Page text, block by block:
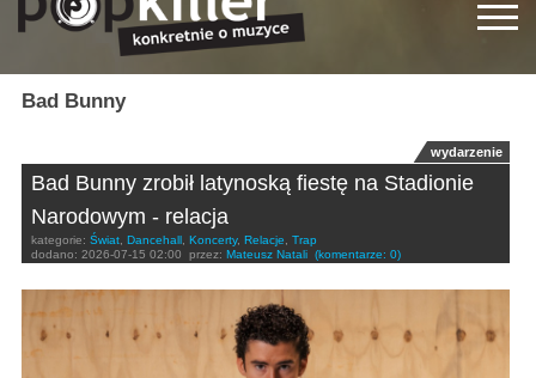
Bad Bunny
wydarzenie
Bad Bunny zrobił latynoską fiestę na Stadionie
Narodowym - relacja
kategorie: Świat, Dancehall , Koncerty, Relacje, Trap
dodano: 2026-07-15 02:00 przez: Mateusz Natali (komentarze: 0)